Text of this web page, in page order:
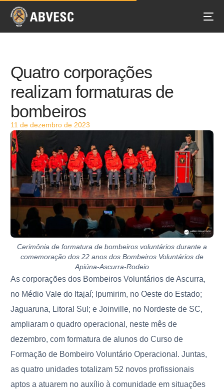
Quatro corporações
realizam formaturas de
bombeiros
11 de dezembro de 2023
Cerimônia de formatura de bombeiros voluntários durante a
comemoração dos 22 anos dos Bombeiros Voluntários de
Apiúna-Ascurra-Rodeio
As corporações dos Bombeiros Voluntários de Ascurra,
no Médio Vale do Itajaí; Ipumirim, no Oeste do Estado;
Jaguaruna, Litoral Sul; e Joinville, no Nordeste de SC,
ampliaram o quadro operacional, neste mês de
dezembro, com formatura de alunos do Curso de
Formação de Bombeiro Voluntário Operacional. Juntas,
as quatro unidades totalizam 52 novos profissionais
aptos a atuarem no auxílio à comunidade em situações